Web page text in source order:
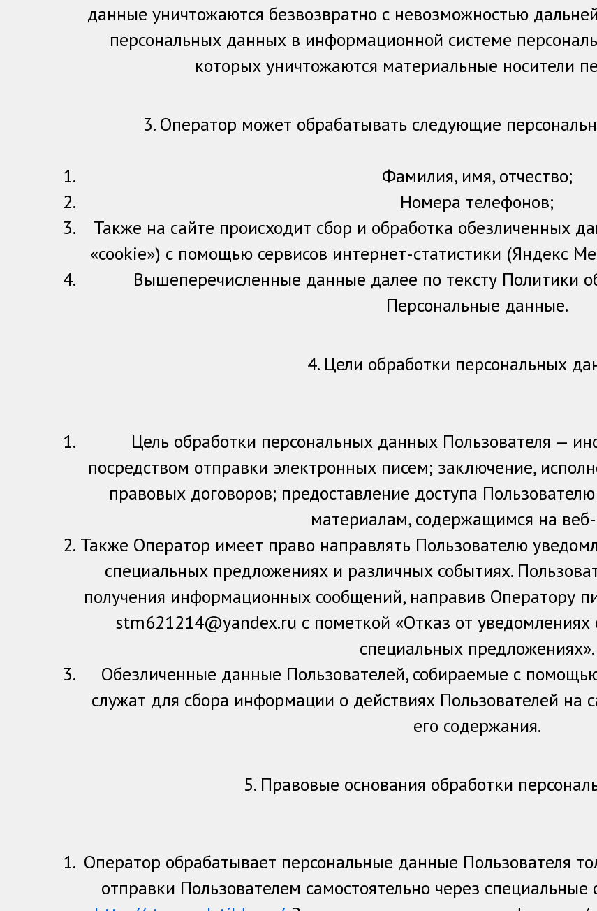
данные уничтожаются безвозвратно с невозможностью
персональных данных в информационной системе
которых уничтожаются материальные носители
3. Оператор может обрабатывать следующие
Фамилия, имя, отчество;
Номера телефонов;
Также на сайте происходит сбор и обработка обезличенных
«cookie») с помощью сервисов интернет-статистики (Яндекс
Вышеперечисленные данные далее по тексту Политики
Персональные данные.
4. Цели обработки персональных
Цель обработки персональных данных Пользователя —
посредством отправки электронных писем; заключение,
правовых договоров; предоставление доступа
материалам, содержащимся на веб-
Также Оператор имеет право направлять Пользователю
специальных предложениях и различных событиях.
получения информационных сообщений, направив Оператору
stm621214@yandex.ru с пометкой «Отказ от уведомлениях
специальных предложениях».
Обезличенные данные Пользователей, собираемые с
служат для сбора информации о действиях Пользователей на
его содержания.
5. Правовые основания обработки
Оператор обрабатывает персональные данные Пользователя
отправки Пользователем самостоятельно через